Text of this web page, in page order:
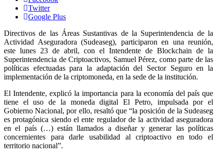
Twitter
Google Plus
Directivos de las Áreas Sustantivas de la Superintendencia de la
Actividad Aseguradora (Sudeaseg), participaron en una reunión,
este lunes 23 de abril, con el Intendente de Blockchain de la
Superintendencia de Criptoactivos, Samuel Pérez, como parte de las
políticas efectuadas para la adaptación del Sector Seguro en la
implementación de la criptomoneda, en la sede de la institución.
El Intendente, explicó la importancia para la economía del país que
tiene el uso de la moneda digital El Petro, impulsada por el
Gobierno Nacional, por ello, resaltó que “la posición de la Sudeaseg
es protagónica siendo el ente regulador de la actividad aseguradora
en el país (…) están llamados a diseñar y generar las políticas
concernientes para darle usabilidad al criptoactivo en todo el
territorio nacional”.